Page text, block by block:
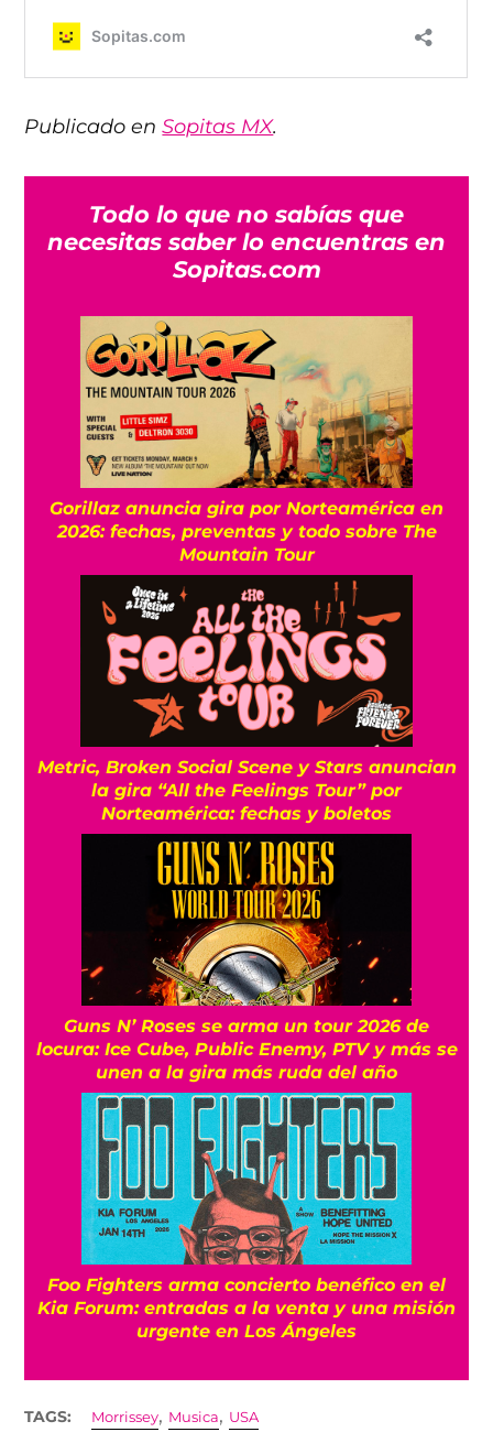
Publicado enSopitas MX.
Todo lo que no sabías que
necesitas saber lo encuentras en
Sopitas.com
Gorillaz anuncia gira por Norteamérica en
2026: fechas, preventas y todo sobre The
Mountain Tour
Metric, Broken Social Scene y Stars anuncian
la gira “All the Feelings Tour” por
Norteamérica: fechas y boletos
Guns N’ Roses se arma un tour 2026 de
locura: Ice Cube, Public Enemy, PTV y más se
unen a la gira más ruda del año
Foo Fighters arma concierto benéfico en el
Kia Forum: entradas a la venta y una misión
urgente en Los Ángeles
TAGS: Morrissey, Musica, USA